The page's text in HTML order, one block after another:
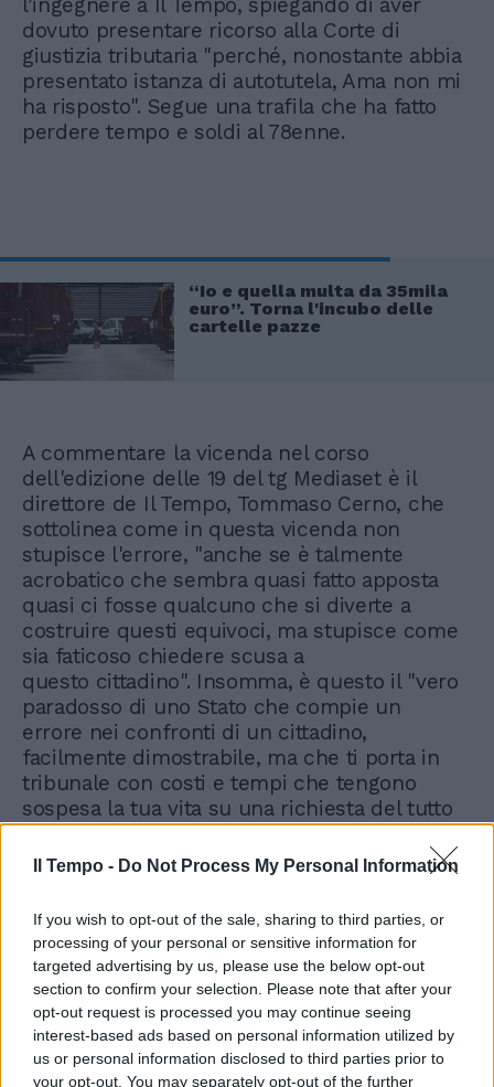
Il Tempo - Do Not Process My Personal Information
If you wish to opt-out of the sale, sharing to third parties, or
processing of your personal or sensitive information for
targeted advertising by us, please use the below opt-out
section to confirm your selection. Please note that after your
opt-out request is processed you may continue seeing
interest-based ads based on personal information utilized by
us or personal information disclosed to third parties prior to
your opt-out. You may separately opt-out of the further
dovuto presentare ricorso alla Corte di
giustizia tributaria "perché, nonostante abbia
presentato istanza di autotutela, Ama non mi
ha risposto". Segue una trafila che ha fatto
perdere tempo e soldi al 78enne.
“Io e quella multa da 35mila
euro”. Torna l'incubo delle
cartelle pazze
A commentare la vicenda nel corso
dell'edizione delle 19 del tg Mediaset è il
direttore de Il Tempo, Tommaso Cerno, che
sottolinea come in questa vicenda non
stupisce l'errore, "anche se è talmente
acrobatico che sembra quasi fatto apposta
quasi ci fosse qualcuno che si diverte a
costruire questi equivoci, ma stupisce come
sia faticoso chiedere scusa a
questo cittadino". Insomma, è questo il "vero
paradosso di uno Stato che compie un
errore nei confronti di un cittadino,
facilmente dimostrabile, ma che ti porta in
tribunale con costi e tempi che tengono
sospesa la tua vita su una richiesta del tutto
illecita, fatta da una società che ha decine di
migliaia di dipendenti". E l'errore, sottolinea
Insomma, "è questa parte dello Stato italiano
che è peggiore perfino dell'errore e che
rende queste persone dei piccoli eroi perché
si battono contro il mulino a vento della
burocrazia", conclude il direttore su uno Stato
"talmente lontano dalla realtà da porre
questa bolletta nelle mani di quel cittadino", e